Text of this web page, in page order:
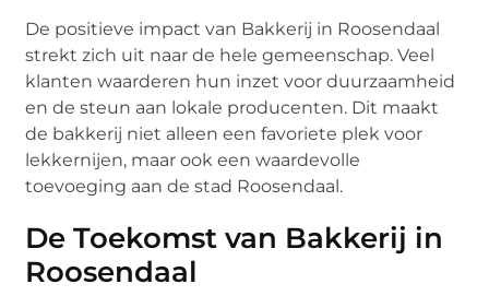
De positieve impact van Bakkerij in Roosendaal
strekt zich uit naar de hele gemeenschap. Veel
klanten waarderen hun inzet voor duurzaamheid
en de steun aan lokale producenten. Dit maakt
de bakkerij niet alleen een favoriete plek voor
lekkernijen, maar ook een waardevolle
toevoeging aan de stad Roosendaal.
De Toekomst van Bakkerij in
Roosendaal